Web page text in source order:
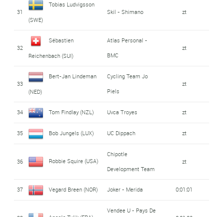
31
Tobias Ludvigsson
(SWE)
Skil - Shimano zt
32
Sébastien
Reichenbach (SUI)
Atlas Personal -
BMC
zt
33
Bert-Jan Lindeman
(NED)
Cycling Team Jo
Piels
zt
34 Tom Findlay (NZL) Uvca Troyes zt
35 Bob Jungels (LUX) UC Dippach zt
36 Robbie Squire (USA)
Chipotle
Development Team
zt
37 Vegard Breen (NOR) Joker - Merida 0:01:01
Vendee U - Pays De